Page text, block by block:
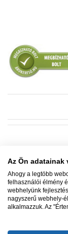
Az Ön adatainak
Ahogy a legtöbb
felhasználói élmény
webhelyünk
nagyszerű webhely-
alkalmazzuk. Az